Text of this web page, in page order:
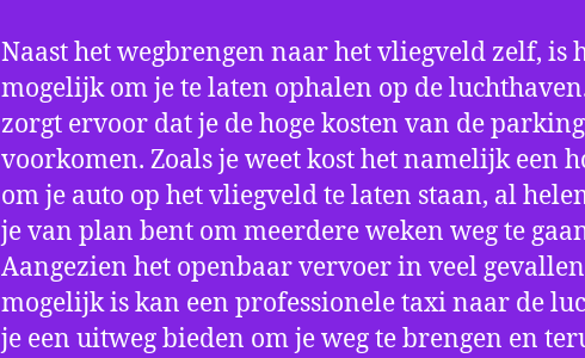
Naast het wegbrengen naar het vliegveld zelf, is
mogelijk om je te laten ophalen op de
zorgt ervoor dat je de hoge kosten van de
voorkomen. Zoals je weet kost het namelijk een
om je auto op het vliegveld te laten staan, al
je van plan bent om meerdere weken weg te
Aangezien het openbaar vervoer in veel
mogelijk is kan een professionele taxi naar de
je een uitweg bieden om je weg te brengen en